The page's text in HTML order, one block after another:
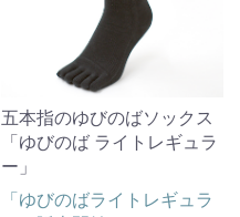
五本指のゆびのばソックス
「ゆびのば ライトレギュラ
ー」
「ゆびのばライトレギュラ